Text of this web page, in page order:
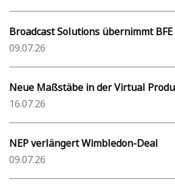
Broadcast Solutions übernimmt BFE
09.07.26
Neue Maßstäbe in der Virtual
16.07.26
NEP verlängert Wimbledon-Deal
09.07.26